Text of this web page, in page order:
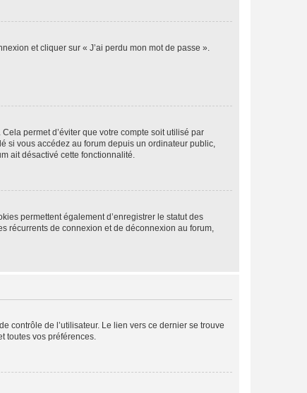
et cliquer sur « J’ai perdu mon mot de passe ».
permet d’éviter que votre compte soit utilisé par
si vous accédez au forum depuis un ordinateur public,
ait désactivé cette fonctionnalité.
permettent également d’enregistrer le statut des
récurrents de connexion et de déconnexion au forum,
contrôle de l’utilisateur. Le lien vers ce dernier se trouve
toutes vos préférences.